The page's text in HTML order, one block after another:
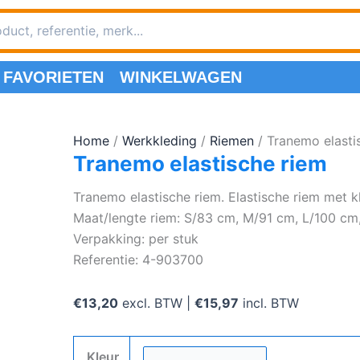
FAVORIETEN WINKELWAGEN
Home/ Werkkleding / Riemen/ Tranemo
Tranemo elastische riem
Tranemo elastische riem. Elastische riem met
Maat/lengte riem: S/83 cm, M/91 cm, L/100
Verpakking: per stuk
Referentie: 4-903700
€13,20excl. BTW | €15,97 incl. BTW
Kleur